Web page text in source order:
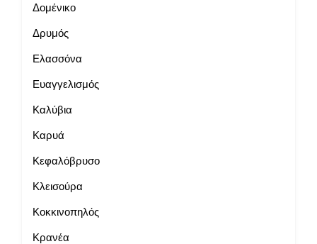
Δομένικο
Δρυμός
Ελασσόνα
Ευαγγελισμός
Καλύβια
Καρυά
Κεφαλόβρυσο
Κλεισούρα
Κοκκινοπηλός
Κρανέα